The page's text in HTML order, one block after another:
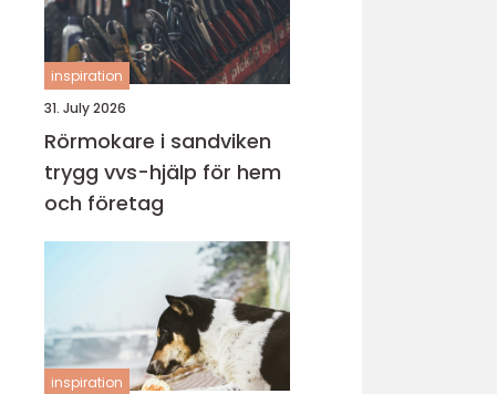
inspiration
31. July 2026
Rörmokare i sandviken
trygg vvs-hjälp för hem
och företag
inspiration